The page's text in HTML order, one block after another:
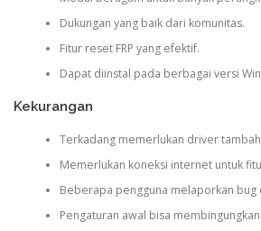
Dukungan yang baik dari komunitas.
Fitur reset FRP yang efektif.
Dapat diinstal pada berbagai versi
Kekurangan
Terkadang memerlukan driver
Memerlukan koneksi internet untuk
Beberapa pengguna melaporkan bug
Pengaturan awal bisa